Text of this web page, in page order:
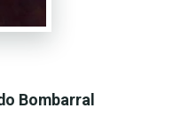
Bombarral